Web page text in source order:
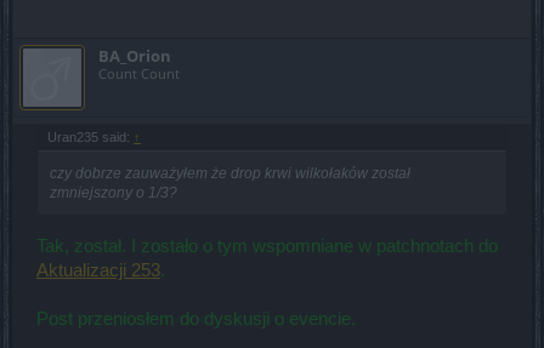
BA_Orion
Count Count
Uran235 said: ↑
czy dobrze zauważyłem że drop krwi wilkołaków został
zmniejszony o 1/3?
Tak, został. I zostało o tym wspomniane w patchnotach do
Aktualizacji 253.
Post przeniosłem do dyskusji o evencie.